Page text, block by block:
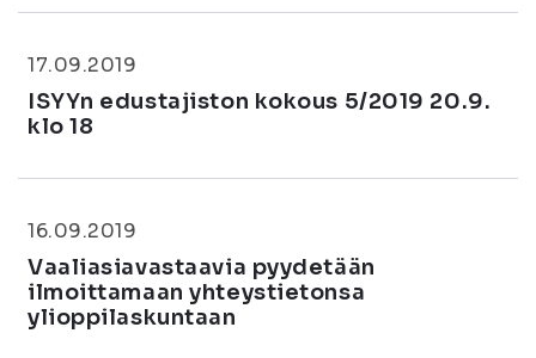
17.09.2019
ISYYn edustajiston kokous 5/2019 20.9.
klo 18
16.09.2019
Vaaliasiavastaavia pyydetään
ilmoittamaan yhteystietonsa
ylioppilaskuntaan